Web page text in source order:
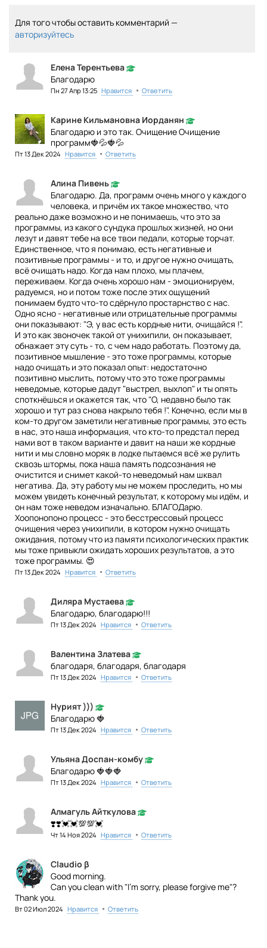
Для того чтобы оставить комментарий —
авторизуйтесь
Елена Терентьева
Благодарю
Пн 27 Апр 13:25 Нравится • Ответить
Карине Кильмановна Иорданян
Благодарю и это так. Очищение Очищение
программ🍓💦🍓💦
Пт 13 Дек 2024 Нравится • Ответить
Алина Пивень
Благодарю. Да, программ очень много у каждого
человека, и причём их такое множество, что
реально даже возможно и не понимаешь, что это за
программы, из какого сундука прошлых жизней, но они
лезут и давят тебе на все твои педали, которые торчат.
Единственное, что я понимаю, есть негативные и
позитивные программы - и то, и другое нужно очищать,
всё очищать надо. Когда нам плохо, мы плачем,
переживаем. Когда очень хорошо нам - эмоционируем,
радуемся, но и потом тоже после этих ощущений
понимаем будто что-то сдёрнуло простарнство с нас.
Одно ясно - негативные или отрицательные программы
они показывают: "Э, у вас есть кордные нити, очищайся !".
И это как звоночек такой от унихипили, он показывает,
обнажает эту суть - то, с чем надо работать. Поэтому да,
позитивное мышление - это тоже программы, которые
надо очищать и это показал опыт: недостаточно
позитивно мыслить, потому что это тоже программы
неведомые, которые дадут "выстрел, выхлоп" и ты опять
споткнёшься и окажется так, что "О, недавно было так
хорошо и тут раз снова накрыло тебя !". Конечно, если мы в
ком-то другом заметили негативные программы, это есть
в нас, это наша информация, что кто-то предстал перед
нами вот в таком варианте и давит на наши же кордные
нити и мы словно моряк в лодке пытаемся всё же рулить
сквозь штормы, пока наша память подсознания не
очистится и снимет какой-то неведомый нам шквал
негатива. Да, эту работу мы не можем проследить, но мы
можем увидеть конечный результат, к которому мы идём, и
он нам тоже неведом изначально. БЛАГОДарю.
Хоопонопоно процесс - это бесстрессовый процесс
очищения через унихипили, в котором нужно очищать
ожидания, потому что из памяти психологических практик
мы тоже привыкли ожидать хороших результатов, а это
тоже программы. 😍
Пт 13 Дек 2024 Нравится • Ответить
Диляра Мустаева
Благодарю, благодарю!!!
Пт 13 Дек 2024 Нравится • Ответить
Валентина Златева
благодаря, благодаря, благодаря
Пт 13 Дек 2024 Нравится • Ответить
Нурият )))
Благодарю 🍓
Пт 13 Дек 2024 Нравится • Ответить
Ульяна Доспан-комбу
Благодарю 🍓🍓🍓
Пт 13 Дек 2024 Нравится • Ответить
Алмагуль Айткулова
❣️❣️💓💓💯💯💓
Чт 14 Ноя 2024 Нравится • Ответить
Claudio β
Good morning.
Can you clean with "I'm sorry, please forgive me"?
Thank you.
Вт 02 Июл 2024 Нравится • Ответить